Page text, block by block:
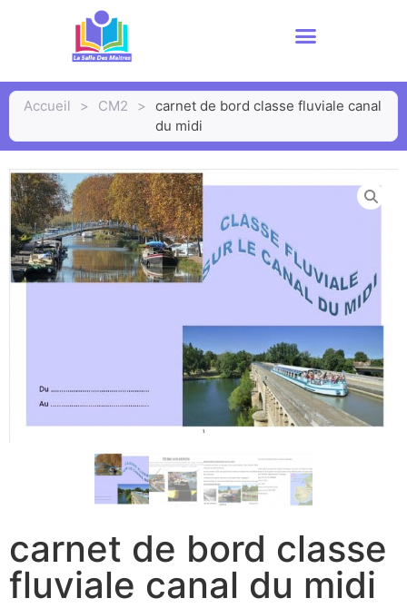
Accueil > CM2 >
carnet de bord classe fluviale canal
du midi
carnet de bord classe
fluviale canal du midi